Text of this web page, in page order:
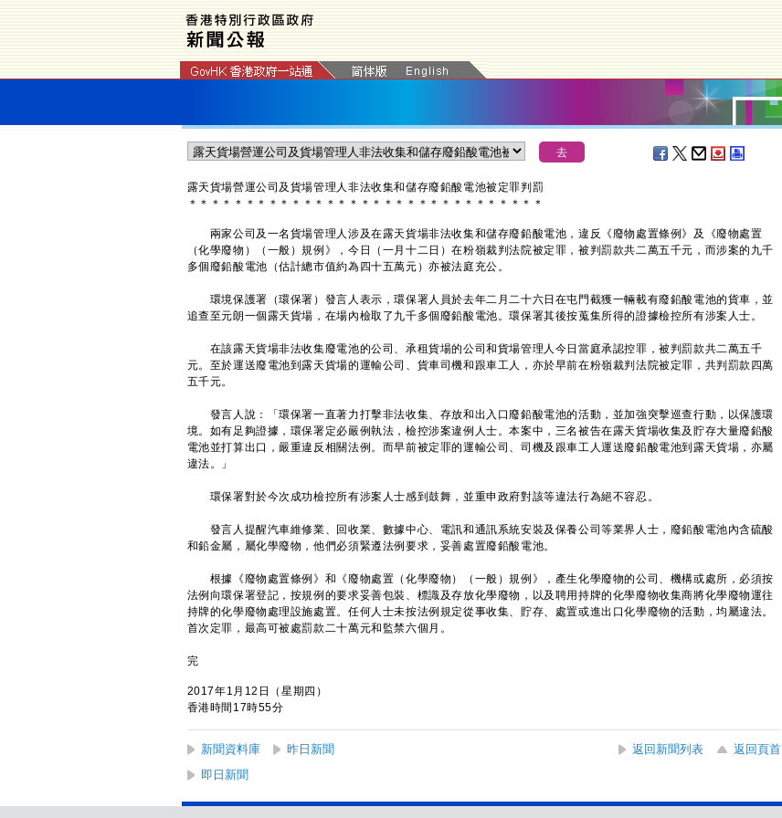
露天貨場營運公司及貨場管理人非法收集和儲存廢鉛酸電池被定罪判罰
＊ ＊ ＊ ＊ ＊ ＊ ＊ ＊ ＊ ＊ ＊ ＊ ＊ ＊ ＊ ＊ ＊ ＊ ＊ ＊ ＊ ＊ ＊ ＊ ＊ ＊ ＊ ＊ ＊ ＊ ＊
兩家公司及一名貨場管理人涉及在露天貨場非法收集和儲存廢鉛酸電池，違反《廢物處置條例》及《廢物處置
（化學廢物）（一般）規例》，今日（一月十二日）在粉嶺裁判法院被定罪，被判罰款共二萬五千元，而涉案的九千
多個廢鉛酸電池（估計總市值約為四十五萬元）亦被法庭充公。
環境保護署（環保署）發言人表示，環保署人員於去年二月二十六日在屯門截獲一輛載有廢鉛酸電池的貨車，並
追查至元朗一個露天貨場，在場內檢取了九千多個廢鉛酸電池。環保署其後按蒐集所得的證據檢控所有涉案人士。
在該露天貨場非法收集廢電池的公司、承租貨場的公司和貨場管理人今日當庭承認控罪，被判罰款共二萬五千
元。至於運送廢電池到露天貨場的運輸公司、貨車司機和跟車工人，亦於早前在粉嶺裁判法院被定罪，共判罰款四萬
五千元。
發言人說：「環保署一直著力打擊非法收集、存放和出入口廢鉛酸電池的活動，並加強突擊巡查行動，以保護環
境。如有足夠證據，環保署定必嚴例執法，檢控涉案違例人士。本案中，三名被告在露天貨場收集及貯存大量廢鉛酸
電池並打算出口，嚴重違反相關法例。而早前被定罪的運輸公司、司機及跟車工人運送廢鉛酸電池到露天貨場，亦屬
違法。」
環保署對於今次成功檢控所有涉案人士感到鼓舞，並重申政府對該等違法行為絕不容忍。
發言人提醒汽車維修業、回收業、數據中心、電訊和通訊系統安裝及保養公司等業界人士，廢鉛酸電池內含硫酸
和鉛金屬，屬化學廢物，他們必須緊遵法例要求，妥善處置廢鉛酸電池。
根據《廢物處置條例》和《廢物處置（化學廢物）（一般）規例》，產生化學廢物的公司、機構或處所，必須按
法例向環保署登記，按規例的要求妥善包裝、標識及存放化學廢物，以及聘用持牌的化學廢物收集商將化學廢物運往
持牌的化學廢物處理設施處置。任何人士未按法例規定從事收集、貯存、處置或進出口化學廢物的活動，均屬違法。
首次定罪，最高可被處罰款二十萬元和監禁六個月。
完
2017年1月12日（星期四）
香港時間17時55分
新聞資料庫 昨日新聞 返回新聞列表
返回頁首
即日新聞